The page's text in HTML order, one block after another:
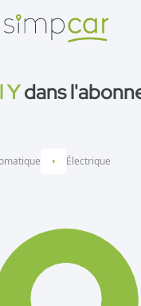
Ydans
Électrique